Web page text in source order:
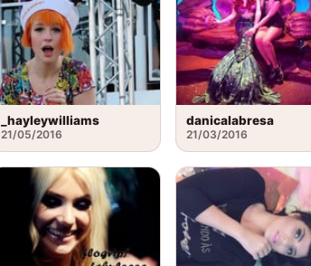
_hayleywilliams
21/05/2016
danicalabresa
21/03/2016